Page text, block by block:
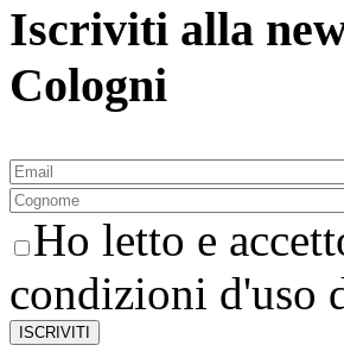
Iscriviti alla
Cologni
Ho letto e
condizioni d'uso